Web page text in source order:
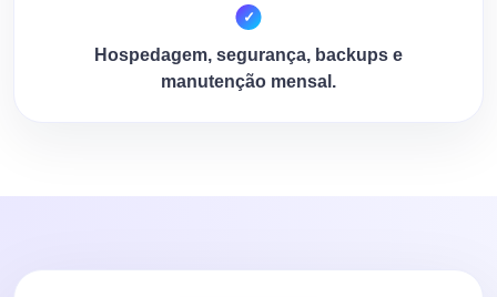
Hospedagem, segurança, backups e
manutenção mensal.